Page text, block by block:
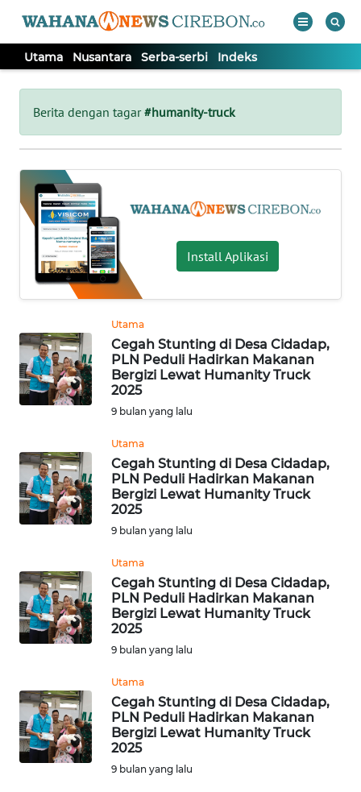
Utama Nusantara Serba-serbi Indeks
Berita dengan tagar#humanity-truck
Install Aplikasi
Utama
Cegah Stunting di Desa Cidadap,
PLN Peduli Hadirkan Makanan
Bergizi Lewat Humanity Truck
2025
9 bulan yang lalu
Utama
Cegah Stunting di Desa Cidadap,
PLN Peduli Hadirkan Makanan
Bergizi Lewat Humanity Truck
2025
9 bulan yang lalu
Utama
Cegah Stunting di Desa Cidadap,
PLN Peduli Hadirkan Makanan
Bergizi Lewat Humanity Truck
2025
9 bulan yang lalu
Utama
Cegah Stunting di Desa Cidadap,
PLN Peduli Hadirkan Makanan
Bergizi Lewat Humanity Truck
2025
9 bulan yang lalu
Tutup
UTAMA
NUSANTARA
SERBA-
SERBI
Informasi
INDEKS
BERITA
KONTAK
INFO
IKLAN
TENTANG
PEDOMAN
MEDIA
SIBER
KARIR
DISCLAIMER